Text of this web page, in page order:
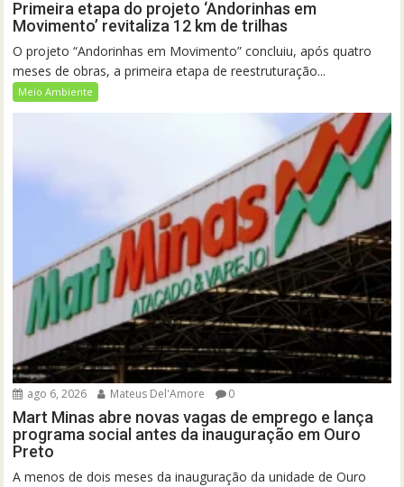
Primeira etapa do projeto ‘Andorinhas em
Movimento’ revitaliza 12 km de trilhas
O projeto “Andorinhas em Movimento” concluiu, após quatro
meses de obras, a primeira etapa de reestruturação...
Meio Ambiente
ago 6, 2026 Mateus Del'Amore 0
Mart Minas abre novas vagas de emprego e lança
programa social antes da inauguração em Ouro
Preto
A menos de dois meses da inauguração da unidade de Ouro